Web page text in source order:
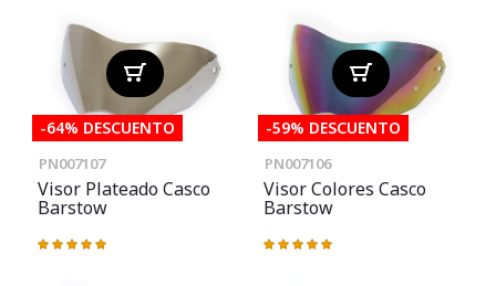
-64% DESCUENTO
PN007107
Visor Plateado Casco
Barstow
Valoración:
-59% DESCUENTO
PN007106
Visor Colores Casco
Barstow
Valoración: